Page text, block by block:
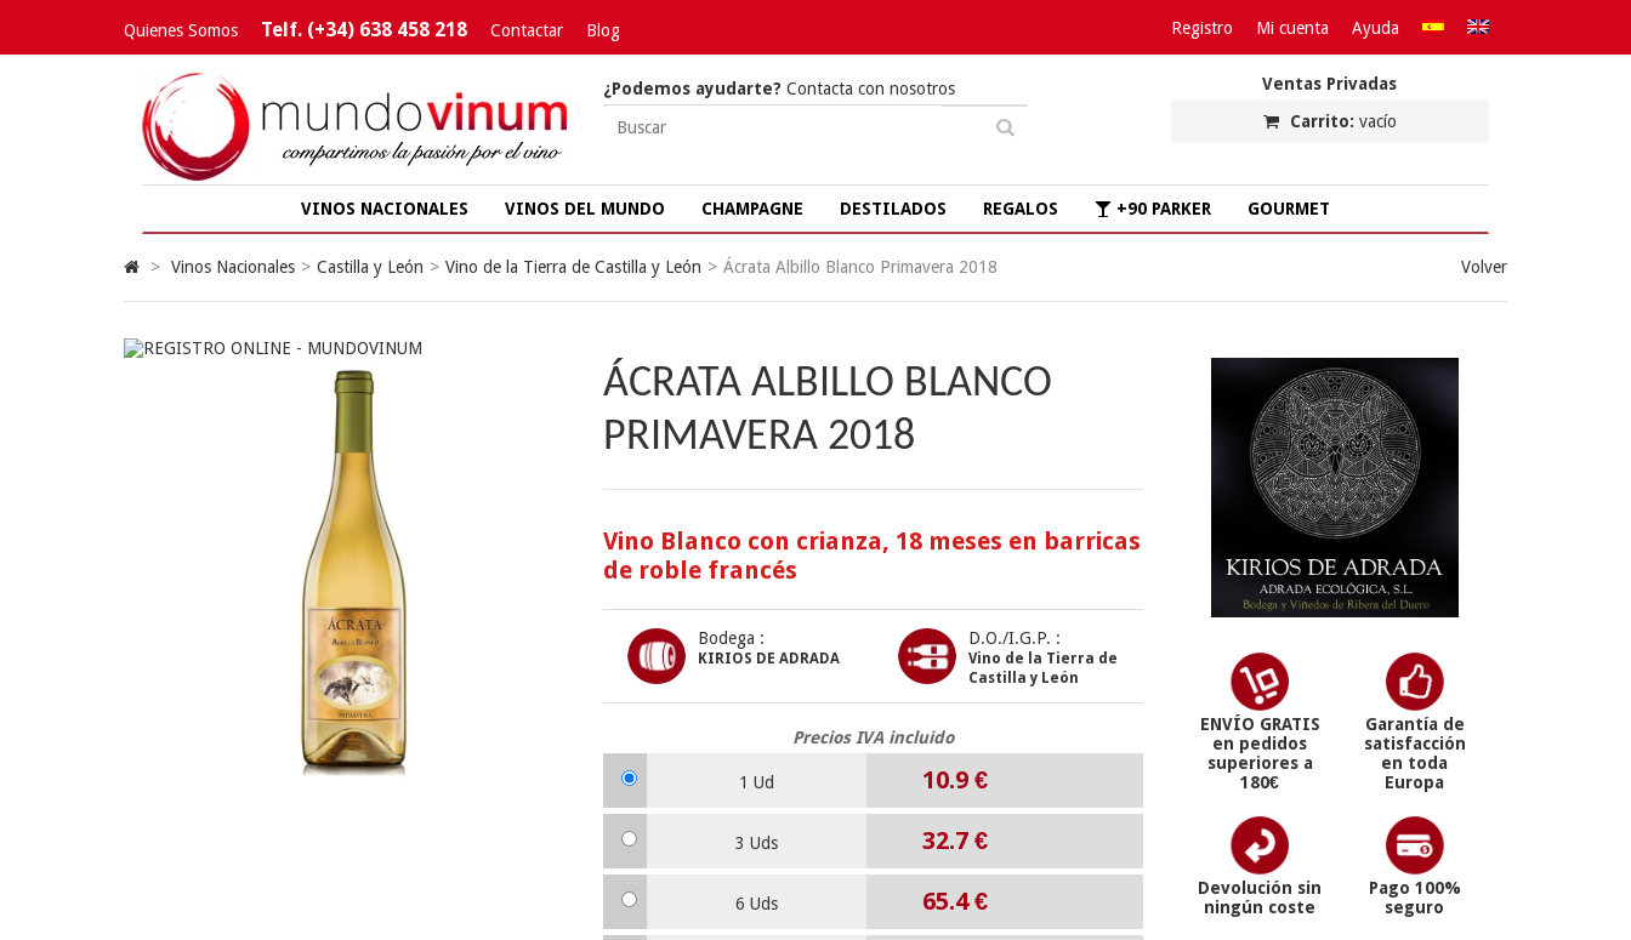
Quienes Somos Telf. (+34) 638 458 218 Contactar Blog Registro Mi cuenta Ayuda
Ventas Privadas
Carrito: vacío
¿Podemos ayudarte? Contacta con nosotros
VINOS NACIONALES VINOS DEL MUNDO CHAMPAGNE DESTILADOS REGALOS +90 PARKER GOURMET
> Vinos Nacionales > Castilla y León > Vino de la Tierra de Castilla y León > Ácrata Albillo Blanco Primavera 2018 Volver
ÁCRATA ALBILLO BLANCO
PRIMAVERA 2018
Vino Blanco con crianza, 18 meses en barricas
de roble francés
Bodega :
KIRIOS DE ADRADA
D.O./I.G.P. :
Vino de la Tierra de
Castilla y León
Precios IVA incluido
1 Ud 10.9 €
3 Uds 32.7 €
6 Uds 65.4€
ENVÍO GRATIS
en pedidos
superiores a
180€
Garantía de
satisfacción
en toda
Europa
Devolución sin
ningún coste
Pago 100%
seguro